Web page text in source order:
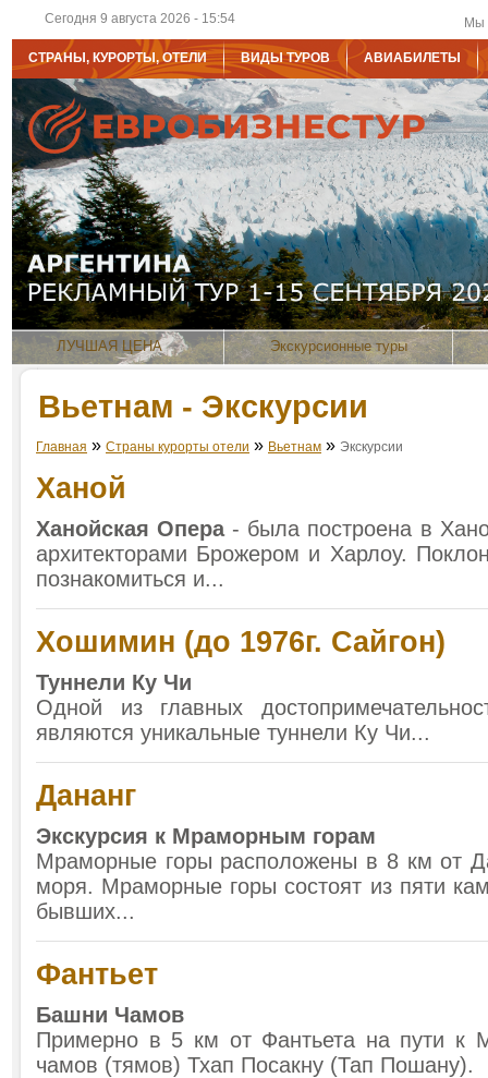
Сегодня 9 августа 2026 - 15:54 Мы
СТРАНЫ, КУРОРТЫ, ОТЕЛИ ВИДЫ ТУРОВ АВИАБИЛЕТЫ
ЛУЧШАЯ ЦЕНА Экскурсионные туры
Вьетнам - Экскурсии
Главная » Страны курорты отели » Вьетнам » Экскурсии
Ханой
Ханойская Опера- была построена в
архитекторами Брожером и Харлоу.
познакомиться и...
Хошимин (до 1976г. Сайгон)
Туннели Ку Чи
Одной из главных
являются уникальные туннели Ку Чи...
Дананг
Экскурсия к Мраморным горам
Мраморные горы расположены в 8 км от
моря. Мраморные горы состоят из пяти
бывших...
Фантьет
Башни Чамов
Примерно в 5 км от Фантьета на пути к
чамов (тямов) Тхап Посакну (Тап Пошану).